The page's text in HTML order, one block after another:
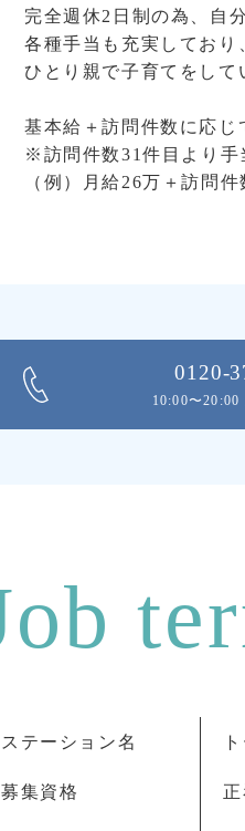
完全週休2日制の為、自
各種手当も充実しており
ひとり親で子育てをして
基本給＋訪問件数に応じ
※訪問件数31件目より手
（例）月給26万＋訪問
0120-
10:00〜20:00
ステーション名
募集資格